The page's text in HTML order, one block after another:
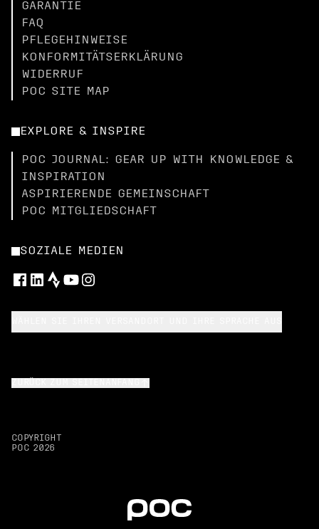
GARANTIE
FAQ
PFLEGEHINWEISE
KONFORMITÄTSERKLÄRUNG
WIDERRUF
POC SITE MAP
EXPLORE & INSPIRE
POC JOURNAL: GEAR UP WITH KNOWLEDGE &
INSPIRATION
ASPIRIERENDE GEMEINSCHAFT
POC MITGLIEDSCHAFT
SOZIALE MEDIEN
COPYRIGHT
POC 2026